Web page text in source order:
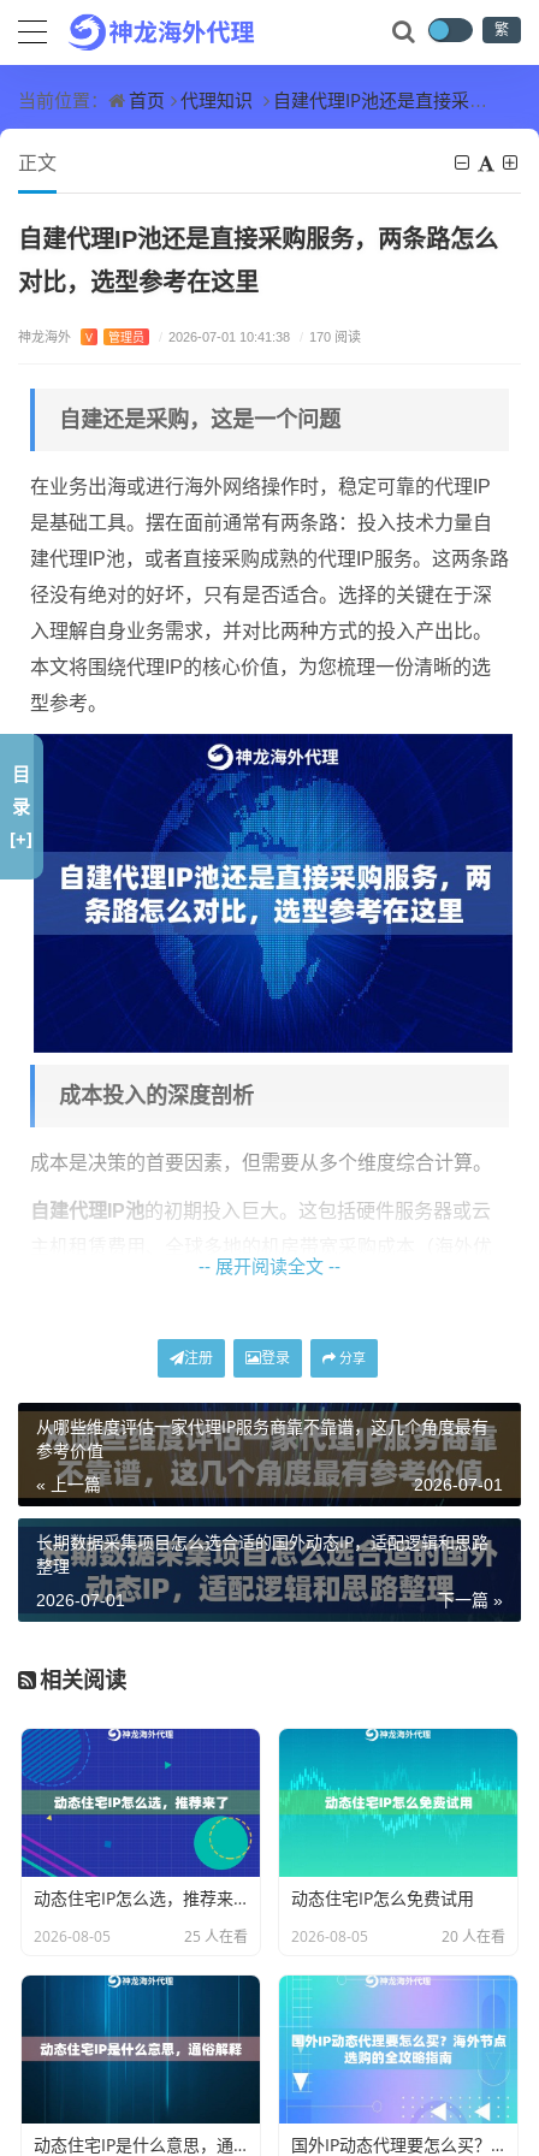
繁
当前位置： 首页 代理知识 自建代理IP池还是直接采购服务，两条路怎么对比，选型参考在这里
正文
自建代理IP池还是直接采购服务，两条路怎么
对比，选型参考在这里
神龙海外 V 管理员 / 2026-07-01 10:41:38 / 170 阅读
自建还是采购，这是一个问题
在业务出海或进行海外网络操作时，稳定可靠的代理IP
是基础工具。摆在面前通常有两条路：投入技术力量自
建代理IP池，或者直接采购成熟的代理IP服务。这两条路
径没有绝对的好坏，只有是否适合。选择的关键在于深
入理解自身业务需求，并对比两种方式的投入产出比。
本文将围绕代理IP的核心价值，为您梳理一份清晰的选
型参考。
成本投入的深度剖析
成本是决策的首要因素，但需要从多个维度综合计算。
自建代理IP池的初期投入巨大。这包括硬件服务器或云
运维团队7x24小时维护，处理IP被目标网站封锁、网络
固定和可变成本叠加，对于大多数企业而言是一笔沉重
的负担。
直接采购服务，如使用神龙海外动态IP，则将复杂的成
本结构转化为清晰、可预测的订阅费用。您无需关心底
层基础设施、IP资源获取和网络维护，所有成本都封装
在服务套餐中。这种模式将资本性支出转化为运营性支
的业务。
资源质量与稳定性的较量
代理IP的核心价值在于其质量和稳定性，直接关系到业
务的成功率。
自建代理IP池在资源质量上面临挑战。获取大量纯净、
真实的住宅IP（非数据中心IP）门槛极高，普通渠道获得
的IP很可能已被广泛标记，导致访问受限。稳定性方
面，自建节点需要自行处理网络链路优化、负载均衡和
故障转移，要达到商业级99.9%的可用性，需要极高的技
术能力和持续的优化投入。
专业服务商的核心优势正在于此。以神龙海外动态IP为
-- 展开阅读全文 --
注册 登录 分享
从哪些维度评估一家代理IP服务商靠不靠谱，这几个角度最有
参考价值
« 上一篇 2026-07-01
长期数据采集项目怎么选合适的国外动态IP，适配逻辑和思路
整理
下一篇 »
2026-07-01
相关阅读
动态住宅IP怎么选，推荐来了
2026-08-05 25 人在看
动态住宅IP怎么免费试用
2026-08-05 20 人在看
动态住宅IP是什么意思，通俗解释 国外IP动态代理要怎么买？海外节点选购的全攻略指南
目
录
[+]